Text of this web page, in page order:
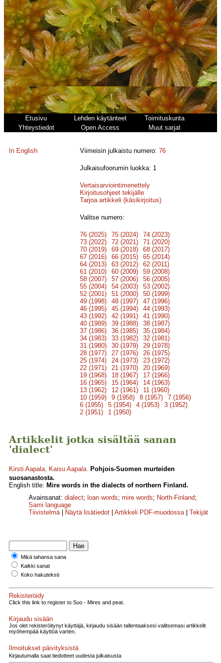
Etusivu Lehden käytänteet
Toimituskunta
Yhteystiedot
Open Access Muut sarjat
In English Viimeisin julkaistu numero:76
Julkaisufoorumin luokka: 1
Vertaisarviointimenettely
Kirjoitusohjeet tekijälle
Tarjoa artikkeli (käsikirjoitus)
Valitse numero:
76 (2025) 75 (2024)
74 (2023)
73 (2022)
72 (2021)
71 (2020)
70 (2019)
69 (2018)
68 (2017)
67 (2016)
66 (2015)
65 (2014)
64 (2013)
63 (2012)
62 (2011)
61 (2010)
60 (2009)
59 (2008)
58 (2007)
57 (2006)
56 (2005)
55 (2004)
54 (2003)
53 (2002)
52 (2001)
51 (2000)
50 (1999)
49 (1998)
48 (1997)
47 (1996)
46 (1995)
45 (1994)
44 (1993)
43 (1992)
42 (1991)
41 (1990)
40 (1989)
39 (1988)
38 (1987)
37 (1986)
36 (1985)
35 (1984)
34 (1983)
33 (1982)
32 (1981)
31 (1980)
30 (1979)
29 (1978)
28 (1977)
27 (1976)
26 (1975)
25 (1974)
24 (1973)
23 (1972)
22 (1971)
21 (1970)
20 (1969)
19 (1968)
18 (1967)
17 (1966)
16 (1965)
15 (1964)
14 (1963)
13 (1962)
12 (1961)
11 (1960)
10 (1959)
9 (1958) 8 (1957)
7 (1956)
6 (1955)
5 (1954) 4 (1953)
3 (1952)
2 (1951)
1 (1950)
Artikkelit jotka sisältää sanan
'dialect'
Kirsti Aapala, Kaisu Aapala. Pohjois-Suomen murteiden
suosanastosta.
English title: Mire words in the dialects of northern Finland.
Avainsanat: dialect; loan words; mire words; North-Finland;
Sami language
Tiivistelmä| Näytä lisätiedot Artikkeli PDF-muodossa| Tekijät
Mikä tahansa sana
Kaikki sanat
Koko hakuteksti
Rekisteröidy
Click this link to register to Suo - Mires and peat.
Kirjaudu sisään
Jos olet rekisteröitynyt käyttäjä, kirjaudu sisään tallentaaksesi valitsemasi artikkelit
myöhempää käyttöä varten.
Ilmoitukset päivityksistä
Kirjautumalla saat tiedotteet uudesta julkaisusta